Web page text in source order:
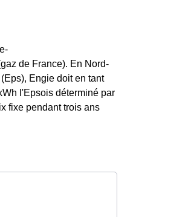
de France). En Nord-
Engie doit en tant
l'Epsois déterminé par
fixe pendant trois ans